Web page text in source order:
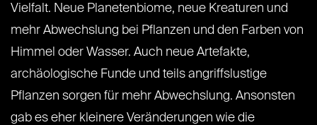
Vielfalt. Neue Planetenbiome, neue Kreaturen und
mehr Abwechslung bei Pflanzen und den Farben von
Himmel oder Wasser. Auch neue Artefakte,
archäologische Funde und teils angriffslustige
Pflanzen sorgen für mehr Abwechslung. Ansonsten
gab es eher kleinere Veränderungen wie die